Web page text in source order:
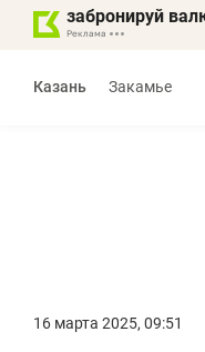
забронируй
Казань Закамье
16 марта 2025, 09:51